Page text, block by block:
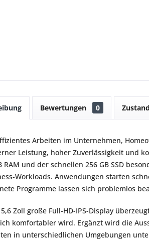
Bewertungen 0 Zustand
Arbeiten im Unternehmen,
Leistung, hoher Zuverlässigkeit und
RAM und der schnellen 256 GB SSD
Workloads. Anwendungen starten
Programme lassen sich problemlos
Zoll große Full-HD-IPS-Display
komfortabler wird. Ergänzt wird die
in unterschiedlichen Umgebungen